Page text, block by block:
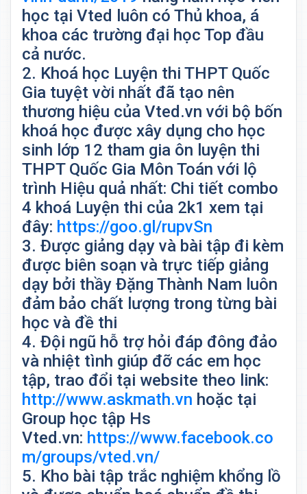
học tại Vted luôn có Thủ khoa, á
khoa các trường đại học Top đầu
cả nước.
2. Khoá học Luyện thi THPT Quốc
Gia tuyệt vời nhất đã tạo nên
thương hiệu của Vted.vn với bộ bốn
khoá học được xây dụng cho học
sinh lớp 12 tham gia ôn luyện thi
THPT Quốc Gia Môn Toán với lộ
trình Hiệu quả nhất: Chi tiết combo
4 khoá Luyện thi của 2k1 xem tại
đây: https://goo.gl/rupvSn
3. Được giảng dạy và bài tập đi kèm
được biên soạn và trực tiếp giảng
dạy bởi thầy Đặng Thành Nam luôn
đảm bảo chất lượng trong từng bài
học và đề thi
4. Đội ngũ hỗ trợ hỏi đáp đông đảo
và nhiệt tình giúp đỡ các em học
tập, trao đổi tại website theo link:
http://www.askmath.vn hoặc tại
Group học tập Hs
Vted.vn: https://www.facebook.co
m/groups/vted.vn/
5. Kho bài tập trắc nghiệm khổng lồ